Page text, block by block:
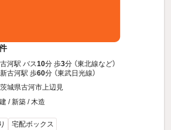
古河駅 バス10分 歩3分 （東北線など）
新古河駅 歩60分 （東武日光線）
茨城県古河市上辺見
/ 新築 / 木造
宅配ボックス